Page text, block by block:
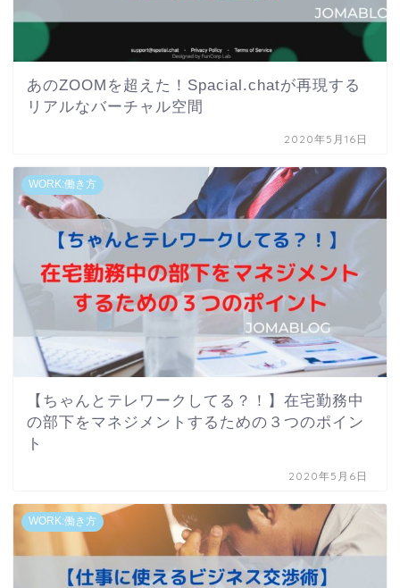
あのZOOMを超えた！Spacial.chatが再現する
リアルなバーチャル空間
2020年5月16日
WORK:働き方
【ちゃんとテレワークしてる？！】在宅勤務中
の部下をマネジメントするための３つのポイン
ト
2020年5月6日
WORK:働き方